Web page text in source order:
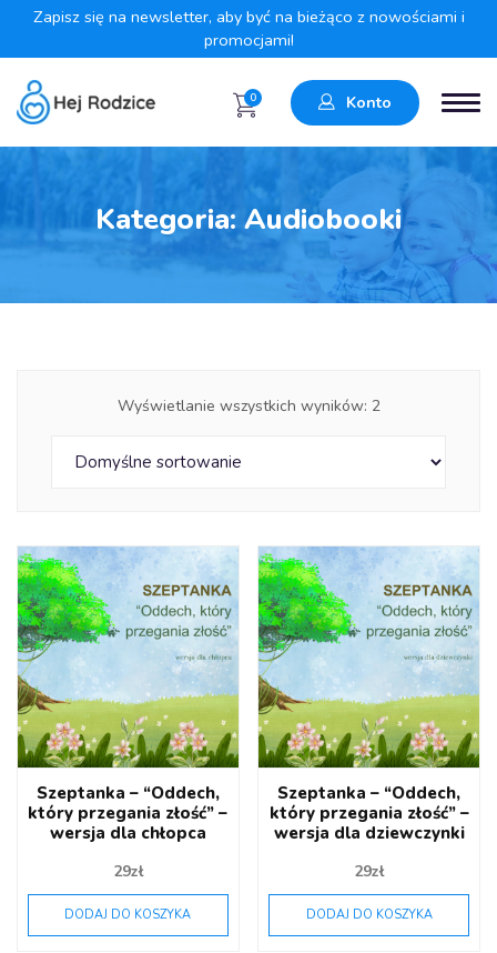
Zapisz się na newsletter, aby być na bieżąco z nowościami i
promocjami!
0 Konto
Kategoria: Audiobooki
Wyświetlanie wszystkich wyników: 2
Szeptanka – “Oddech,
który przegania złość” –
wersja dla chłopca
29zł
DODAJ DO KOSZYKA
Szeptanka – “Oddech,
który przegania złość” –
wersja dla dziewczynki
29zł
DODAJ DO KOSZYKA